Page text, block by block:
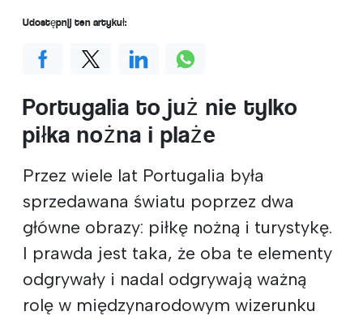
Portugalia to już nie tylko
piłka nożna i plaże
Przez wiele lat Portugalia była
sprzedawana światu poprzez dwa
główne obrazy: piłkę nożną i turystykę.
I prawda jest taka, że oba te elementy
odgrywały i nadal odgrywają ważną
rolę w międzynarodowym wizerunku
Udostępnij ten artykuł: